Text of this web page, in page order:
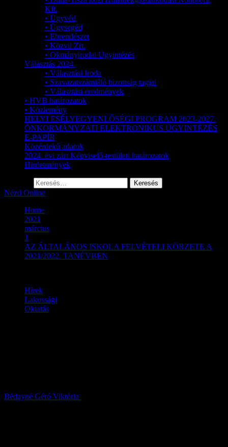
Kft.
• Ügyvéd
• Ügysegéd
• Ebrendészet
• Közvil Zrt.
• Okmányirodai Ügyintézés
Választás 2024.
• Választási Iroda
• Szavazatszámláló bizottság tagjai
• Választási eredmények
• HVB határozatok
• Közlemény
HELYI ESÉLYEGYENLŐSÉGI PROGRAM 2023-2027.
ÖNKORMÁNYZATI ELEKTRONIKUS ÜGYINTÉZÉS
E-PAPÍR
Közérdekű adatok
2024. évi zárt Képviselő-testületi határozatok
Hirdetmények
Nézd Online
Home
2021
március
1
AZ ÁLTALÁNOS ISKOLA FELVÉTELI KÖRZETE A
2021/2022. TANÉVBEN
Hírek
Lakossági
Oktatás
Bédayné Géró Viktória